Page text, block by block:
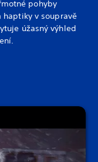
pohyby
v soupravě
úžasný výhled